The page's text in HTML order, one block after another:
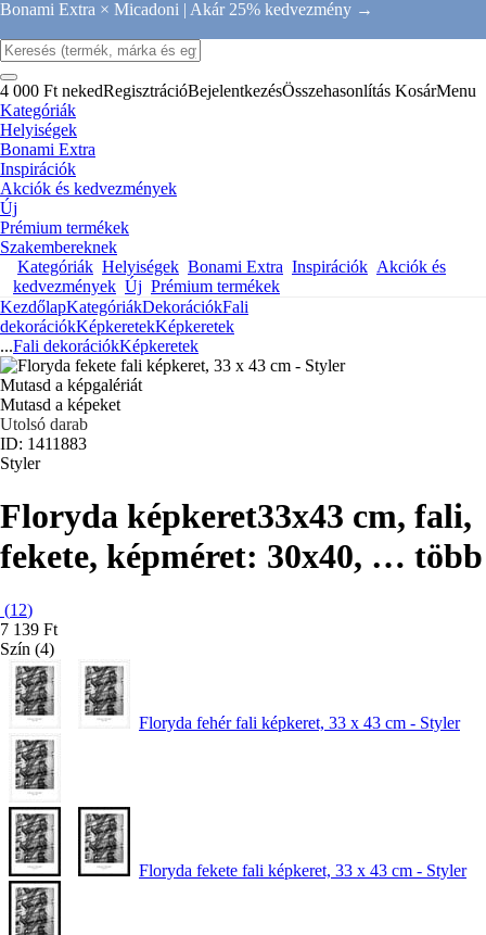
Bonami Extra × Micadoni | Akár 25% kedvezmény →
4 000 Ft nekedRegisztrációBejelentkezésÖsszehasonlítás KosárMenu
Kategóriák
Helyiségek
Bonami Extra
Inspirációk
Akciók és kedvezmények
Új
Prémium termékek
Szakembereknek
Kategóriák Helyiségek Bonami Extra Inspirációk Akciók és
kedvezmények Új Prémium termékek
KezdőlapKategóriákDekorációkFali
dekorációkKépkeretekKépkeretek
...Fali dekorációkKépkeretek
Mutasd a képgalériát
Mutasd a képeket
Utolsó darab
ID: 1411883
Styler
Floryda képkeret33x43 cm, fali,
fekete, képméret: 30x40, … több
(12)
7 139 Ft
Szín (4)
Floryda fehér fali képkeret, 33 x 43 cm - Styler
Floryda fekete fali képkeret, 33 x 43 cm - Styler